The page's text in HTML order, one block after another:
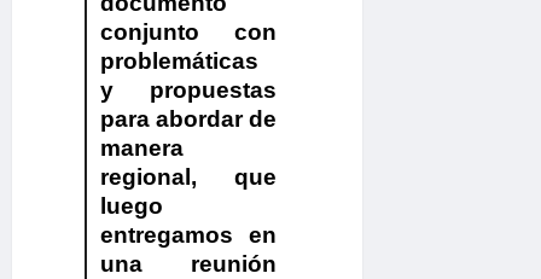
conjunto con
problemáticas
y propuestas
para abordar de
manera
regional, que
luego
entregamos en
una reunión